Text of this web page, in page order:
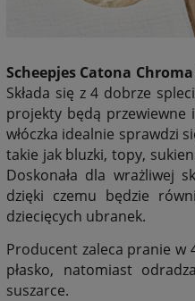
Scheepjes Catona Chroma
Składa się z 4 dobrze
projekty będą przewiewne
włóczka idealnie sprawdzi
takie jak bluzki, topy,
Doskonała dla wrażliwej
dzięki czemu będzie
dziecięcych ubranek.
Producent zaleca pranie w
płasko, natomiast
suszarce.